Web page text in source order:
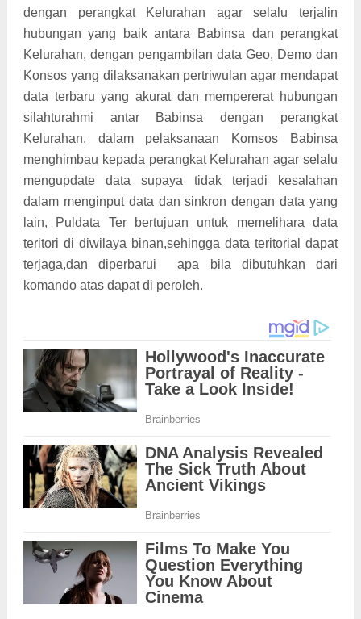
dengan perangkat Kelurahan agar selalu terjalin
hubungan yang baik antara Babinsa dan perangkat
Kelurahan, dengan pengambilan data Geo, Demo dan
Konsos yang dilaksanakan pertriwulan agar mendapat
data terbaru yang akurat dan mempererat hubungan
silahturahmi antar Babinsa dengan perangkat
Kelurahan, dalam pelaksanaan Komsos Babinsa
menghimbau kepada perangkat Kelurahan agar selalu
mengupdate data supaya tidak terjadi kesalahan
dalam menginput data dan sinkron dengan data yang
lain, Puldata Ter bertujuan untuk memelihara data
teritori di diwilaya binan,sehingga data teritorial dapat
terjaga,dan diperbarui apa bila dibutuhkan dari
komando atas dapat di peroleh.